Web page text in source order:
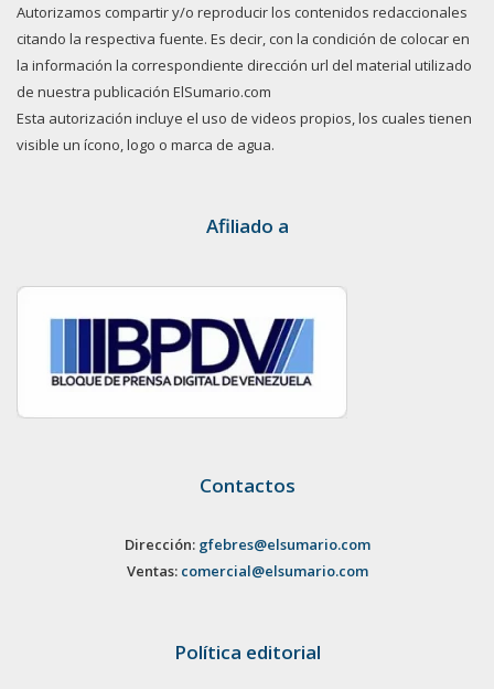
Autorizamos compartir y/o reproducir los contenidos redaccionales
citando la respectiva fuente. Es decir, con la condición de colocar en
la información la correspondiente dirección url del material utilizado
de nuestra publicación ElSumario.com
Esta autorización incluye el uso de videos propios, los cuales tienen
visible un ícono, logo o marca de agua.
Afiliado a
Contactos
Dirección: gfebres@elsumario.com
Ventas: comercial@elsumario.com
Política editorial